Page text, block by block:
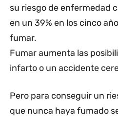
su riesgo de enfermedad
en un 39% en los cinco
fumar.
Fumar aumenta las
infarto o un accidente
Pero para conseguir un
que nunca haya fumado